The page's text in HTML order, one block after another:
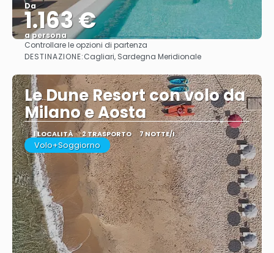
Da
1.163 €
a persona
Vedere
Controllare le opzioni di partenza
DESTINAZIONE:Cagliari, Sardegna Meridionale
Le Dune Resort con volo da
Milano e Aosta
1 LOCALITÀ 2 TRASPORTO 7 NOTTE/I
Volo+Soggiorno